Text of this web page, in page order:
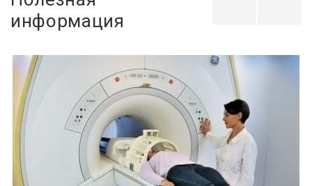
информация